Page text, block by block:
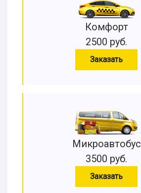
Комфорт
2500 руб.
Заказать
Микроавтобус
3500 руб.
Заказать